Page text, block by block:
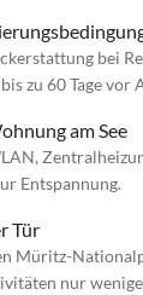
bei
zu 60 Tage vor
am See
Entspannung.
Tür
Müritz-
nur